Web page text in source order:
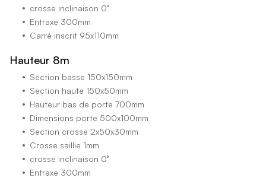
crosse inclinaison 0°
Entraxe 300mm
Carré inscrit 95x110mm
Hauteur 8m
Section basse 150x150mm
Section haute 150x50mm
Hauteur bas de porte 700mm
Dimensions porte 500x100mm
Section crosse 2x50x30mm
Crosse saillie 1mm
crosse inclinaison 0°
Entraxe 300mm